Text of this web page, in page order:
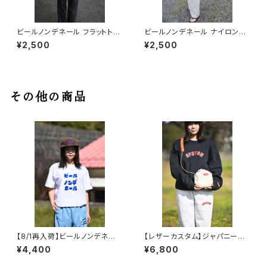
ビールノンデネール フラットトー
トバッグ グリーン
¥2,500
ビールノンデネール ナイロント
ートバッグ ブルーｘホワイト
¥2,500
その他の商品
【8/1再入荷】ビールノンデネー
ル Tシャツ ホワイト×ブルー
¥4,400
【レザーカスタム】ジャパニーズ
コラボサコッシュ コニャック
¥6,800